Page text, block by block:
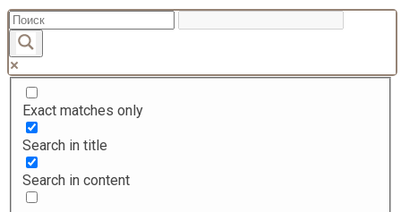
Перейти
к
содержанию
Exact matches only
Search in title
Search in content